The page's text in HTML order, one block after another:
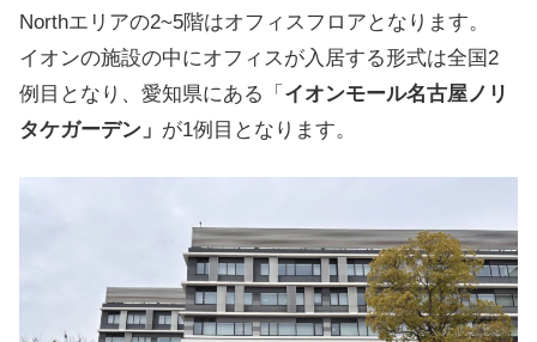
Northエリアの2~5階はオフィスフロアとなります。
イオンの施設の中にオフィスが入居する形式は全国2
例目となり、愛知県にある「 イオンモール名古屋ノリ
タケガーデン」 が1例目となります。